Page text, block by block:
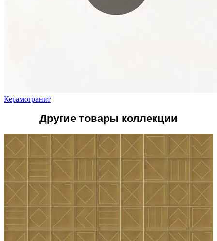
Керамогранит
Другие товары коллекции